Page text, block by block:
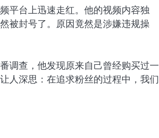
平台上迅速走红。他的视频内容独
被封号了。原因竟然是涉嫌违规操
调查，他发现原来自己曾经购买过一
人深思：在追求粉丝的过程中，我们